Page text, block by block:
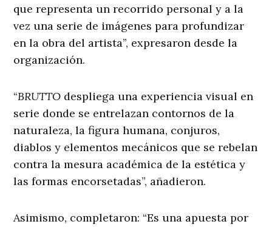
que representa un recorrido personal y a la
vez una serie de imágenes para profundizar
en la obra del artista”, expresaron desde la
organización.
“BRUTTO despliega una experiencia visual en
serie donde se entrelazan contornos de la
naturaleza, la figura humana, conjuros,
diablos y elementos mecánicos que se rebelan
contra la mesura académica de la estética y
las formas encorsetadas”, añadieron.
Asimismo, completaron: “Es una apuesta por